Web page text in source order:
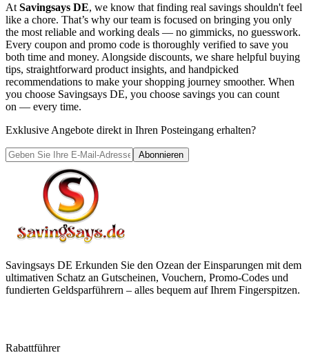
At Savingsays DE, we know that finding real savings shouldn't feel
like a chore. That’s why our team is focused on bringing you only
the most reliable and working deals — no gimmicks, no guesswork.
Every coupon and promo code is thoroughly verified to save you
both time and money. Alongside discounts, we share helpful buying
tips, straightforward product insights, and handpicked
recommendations to make your shopping journey smoother. When
you choose Savingsays DE, you choose savings you can count
on — every time.
Exklusive Angebote direkt in Ihren Posteingang erhalten?
Abonnieren
Savingsays DE Erkunden Sie den Ozean der Einsparungen mit dem
ultimativen Schatz an Gutscheinen, Vouchern, Promo-Codes und
fundierten Geldsparführern – alles bequem auf Ihrem Fingerspitzen.
Rabattführer